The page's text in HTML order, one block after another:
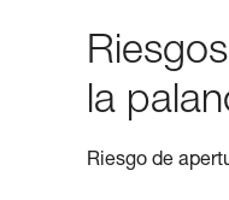
la
Riesgo de